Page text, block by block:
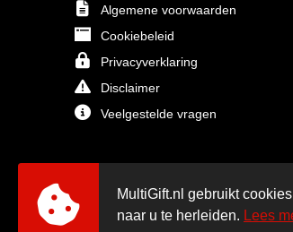
Algemene voorwaarden
Cookiebeleid
Privacyverklaring
Disclaimer
Veelgestelde vragen
MultiGift.nl gebruikt
naar u te herleiden. Lees